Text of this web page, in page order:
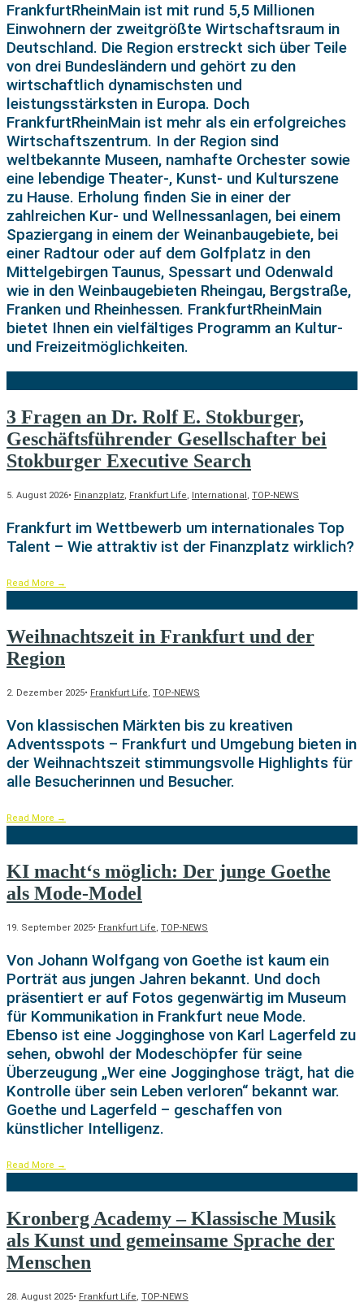
FrankfurtRheinMain ist mit rund 5,5 Millionen
Einwohnern der zweitgrößte Wirtschaftsraum in
Deutschland. Die Region erstreckt sich über Teile
von drei Bundesländern und gehört zu den
wirtschaftlich dynamischsten und
leistungsstärksten in Europa. Doch
FrankfurtRheinMain ist mehr als ein erfolgreiches
Wirtschaftszentrum. In der Region sind
weltbekannte Museen, namhafte Orchester sowie
eine lebendige Theater-, Kunst- und Kulturszene
zu Hause. Erholung finden Sie in einer der
zahlreichen Kur- und Wellnessanlagen, bei einem
Spaziergang in einem der Weinanbaugebiete, bei
einer Radtour oder auf dem Golfplatz in den
Mittelgebirgen Taunus, Spessart und Odenwald
wie in den Weinbaugebieten Rheingau, Bergstraße,
Franken und Rheinhessen. FrankfurtRheinMain
bietet Ihnen ein vielfältiges Programm an Kultur-
und Freizeitmöglichkeiten.
3 Fragen an Dr. Rolf E. Stokburger,
Geschäftsführender Gesellschafter bei
Stokburger Executive Search
5. August 2026• Finanzplatz, Frankfurt Life, International , TOP-NEWS
Frankfurt im Wettbewerb um internationales Top
Talent – Wie attraktiv ist der Finanzplatz wirklich?
Read More →
Weihnachtszeit in Frankfurt und der
Region
2. Dezember 2025• Frankfurt Life, TOP-NEWS
Von klassischen Märkten bis zu kreativen
Adventsspots – Frankfurt und Umgebung bieten in
der Weihnachtszeit stimmungsvolle Highlights für
alle Besucherinnen und Besucher.
Read More →
KI macht‘s möglich: Der junge Goethe
als Mode-Model
19. September 2025• Frankfurt Life, TOP-NEWS
Von Johann Wolfgang von Goethe ist kaum ein
Porträt aus jungen Jahren bekannt. Und doch
präsentiert er auf Fotos gegenwärtig im Museum
für Kommunikation in Frankfurt neue Mode.
Ebenso ist eine Jogginghose von Karl Lagerfeld zu
sehen, obwohl der Modeschöpfer für seine
Überzeugung „Wer eine Jogginghose trägt, hat die
Kontrolle über sein Leben verloren“ bekannt war.
Goethe und Lagerfeld – geschaffen von
künstlicher Intelligenz.
Read More →
Kronberg Academy – Klassische Musik
als Kunst und gemeinsame Sprache der
Menschen
28. August 2025• Frankfurt Life, TOP-NEWS